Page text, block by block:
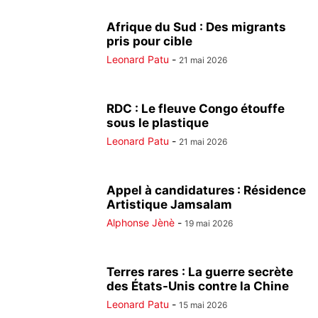
Afrique du Sud : Des migrants
pris pour cible
Leonard Patu - 21 mai 2026
RDC : Le fleuve Congo étouffe
sous le plastique
Leonard Patu - 21 mai 2026
Appel à candidatures : Résidence
Artistique Jamsalam
Alphonse Jènè - 19 mai 2026
Terres rares : La guerre secrète
des États-Unis contre la Chine
Leonard Patu - 15 mai 2026